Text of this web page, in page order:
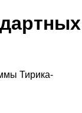
Тирика-